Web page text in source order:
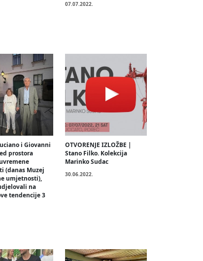
07.07.2022.
i Giovanni
prostora
(danas Muzej
umjetnosti),
na
tendencije 3
OTVORENJE IZLOŽBE |
Stano Filko. Kolekcija
Marinko Sudac
30.06.2022.